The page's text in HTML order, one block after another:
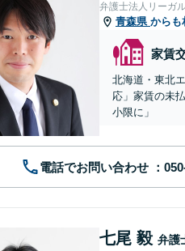
弁護士法人リーガ
青森県 からも
家賃
北海道・東北
応」家賃の未
小限に」
電話でお問い合わせ
七尾 毅 弁護